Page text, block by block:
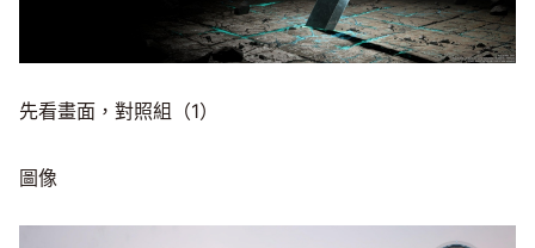
先看畫面，對照組（1）
圖像